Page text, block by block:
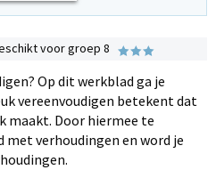
voor groep 8
Op dit werkblad ga je
vereenvoudigen betekent dat
maakt. Door hiermee te
met verhoudingen en word je